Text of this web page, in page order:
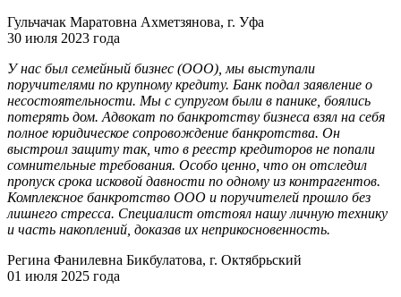
Гульчачак Маратовна Ахметзянова, г. Уфа
30 июля 2023 года
У нас был семейный бизнес (ООО), мы выступали
поручителями по крупному кредиту. Банк подал заявление о
несостоятельности. Мы с супругом были в панике, боялись
потерять дом. Адвокат по банкротству бизнеса взял на себя
полное юридическое сопровождение банкротства. Он
выстроил защиту так, что в реестр кредиторов не попали
сомнительные требования. Особо ценно, что он отследил
пропуск срока исковой давности по одному из контрагентов.
Комплексное банкротство ООО и поручителей прошло без
лишнего стресса. Специалист отстоял нашу личную технику
и часть накоплений, доказав их неприкосновенность.
Регина Фанилевна Бикбулатова, г. Октябрьский
01 июля 2025 года